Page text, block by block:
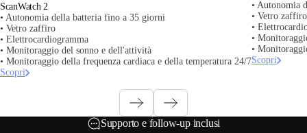
ScanWatch 2
• Autonomia della batteria fino a 35 giorni
• Vetro zaffiro
• Elettrocardiogramma
• Monitoraggio del sonno e dell'attività
• Monitoraggio della frequenza cardiaca e della temperatura 24/7
Scopri
• Autonomia
• Vetro
•
•
•
Scopri
Supporto e follow-up inclusi